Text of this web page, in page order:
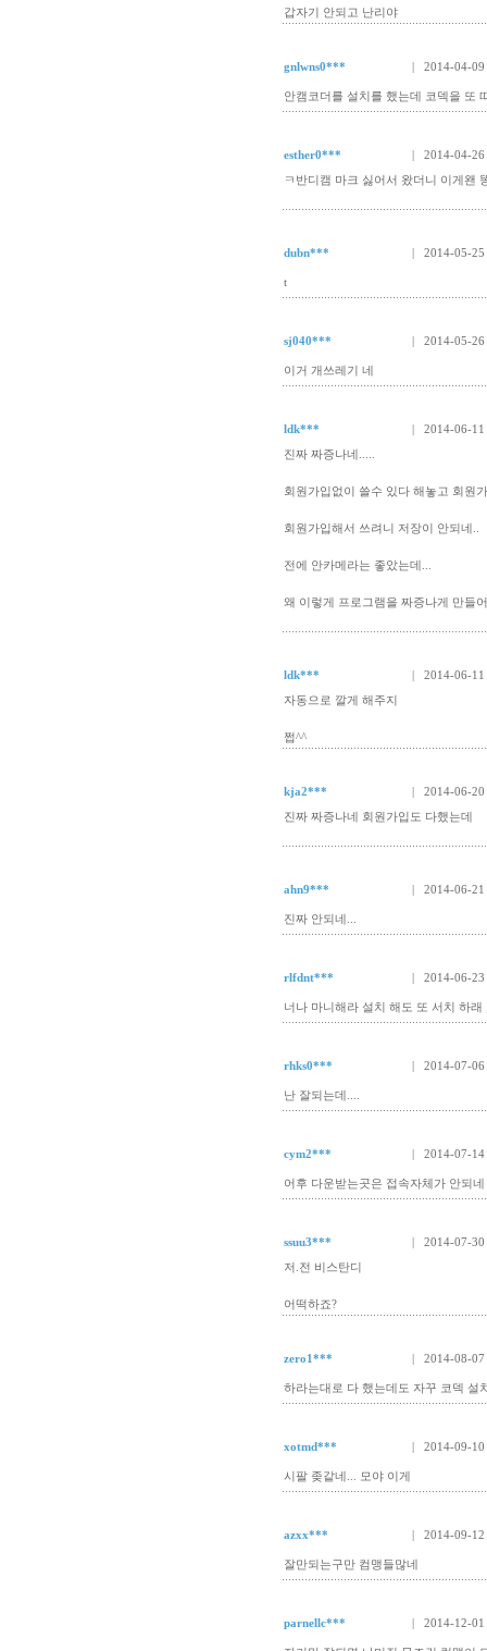
갑자기 안되고 난리야
gnlwns0*** | 2014-04-09
안캠코더를 설치를 했는데 코덱을 또
esther0***
| 2014-04-26
ㅋ반디캠 마크 싫어서 왔더니 이게왠
dubn*** | 2014-05-25
t
sj040*** | 2014-05-26
이거 개쓰레기 네
ldk***
| 2014-06-11
진짜 짜증나네.....
회원가입없이 쓸수 있다 해놓고 회원
회원가입해서 쓰려니 저장이 안되네..
전에 안카메라는 좋았는데...
왜 이렇게 프로그램을 짜증나게 만들
ldk***
| 2014-06-11
자동으로 깔게 해주지
쩝^^
kja2***
| 2014-06-20
진짜 짜증나네 회원가입도 다했는데
ahn9*** | 2014-06-21
진짜 안되네...
rlfdnt*** | 2014-06-23
너나 마니해라 설치 해도 또 서치 하
rhks0*** | 2014-07-06
난 잘되는데....
cym2*** | 2014-07-14
어후 다운받는곳은 접속자체가 안되
ssuu3***
| 2014-07-30
저.전 비스탄디
어떡하죠?
zero1*** | 2014-08-07
하라는대로 다 했는데도 자꾸 코덱 설
xotmd*** | 2014-09-10
시팔 좆같네... 모야 이게
azxx*** | 2014-09-12
잘만되는구만 컴맹들많네
parnellc*** | 2014-12-01